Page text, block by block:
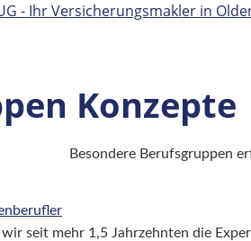
Konzepte
Besondere Berufsgruppen
seit mehr 1,5 Jahrzehnten die